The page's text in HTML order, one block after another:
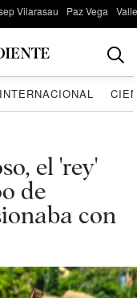
Vilarasau Paz Vega
INTERNACIONAL
el 'rey'
de
con